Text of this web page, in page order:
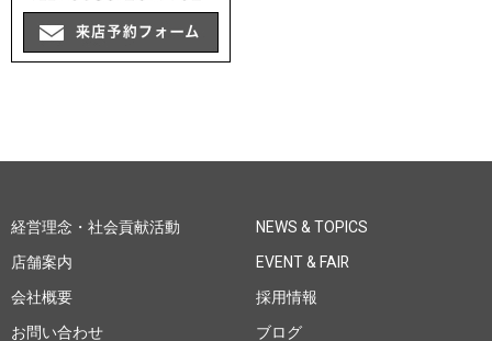
経営理念・社会貢献活動
店舗案内
会社概要
お問い合わせ
NEWS & TOPICS
EVENT & FAIR
採用情報
ブログ